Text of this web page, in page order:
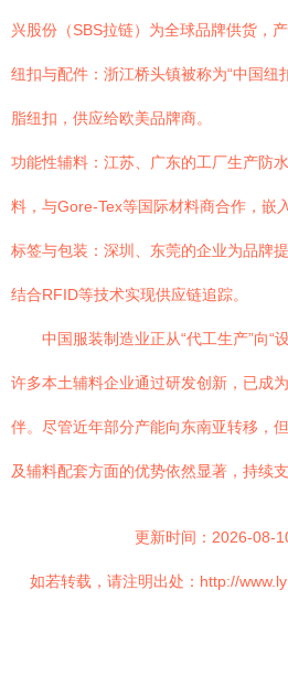
兴股份（SBS拉链）为全球品牌供货，
纽扣与配件：浙江桥头镇被称为“中国纽
脂纽扣，供应给欧美品牌商。
功能性辅料：江苏、广东的工厂生产防
料，与Gore-Tex等国际材料商合作，嵌
标签与包装：深圳、东莞的企业为品牌
结合RFID等技术实现供应链追踪。
中国服装制造业正从“代工生产”向“
许多本土辅料企业通过研发创新，已成
伴。尽管近年部分产能向东南亚转移，
及辅料配套方面的优势依然显著，持续
更新时间：2026-08-
如若转载，请注明出处：http://